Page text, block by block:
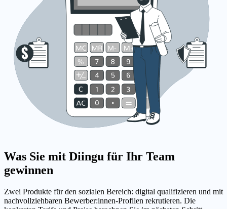
Was Sie mit Diingu für Ihr Team
gewinnen
Zwei Produkte für den sozialen Bereich: digital qualifizieren und mit
nachvollziehbaren Bewerber:innen-Profilen rekrutieren. Die